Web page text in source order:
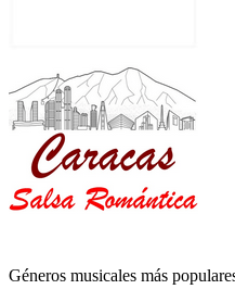
Géneros musicales más